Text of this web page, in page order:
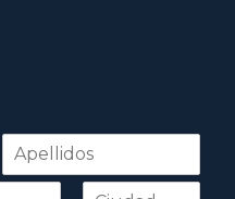
Apellidos